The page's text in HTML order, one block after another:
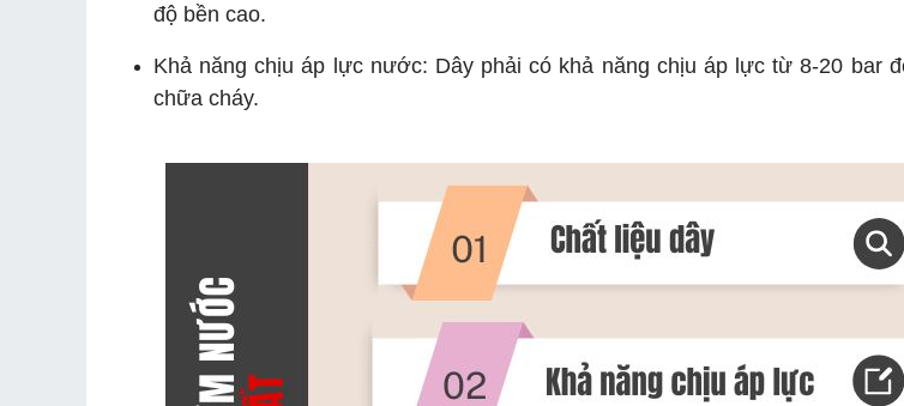
độ bền cao.
Khả năng chịu áp lực nước: Dây phải có khả năng chịu áp lực từ 8-20 bar
chữa cháy.